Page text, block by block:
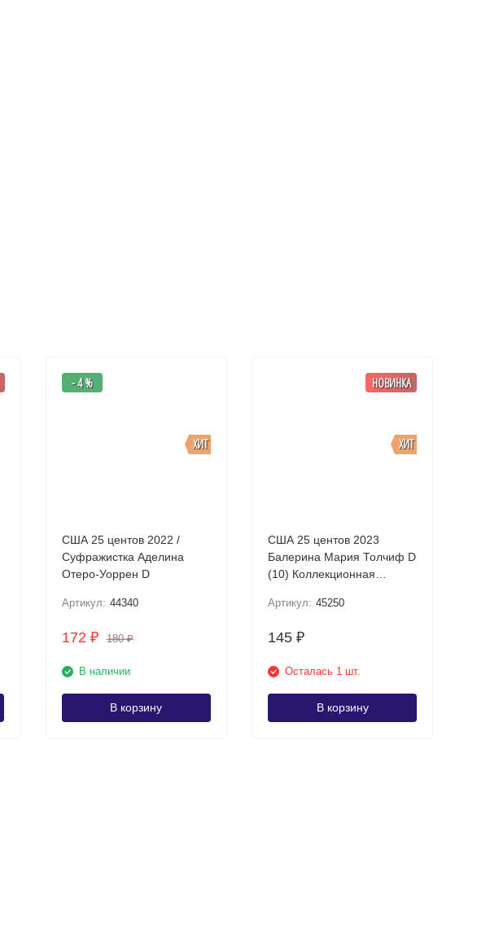
ХИТ
- 4 %
США 25 центов 2022 /
Суфражистка Аделина
Отеро-Уоррен D
Артикул: 44340
172 ₽ 180₽
В наличии
В корзину
ХИТ
НОВИНКА
США 25 центов 2023
Балерина Мария Толчиф D
(10) Коллекционная
Артикул: 45250
145₽
Осталась 1 шт.
В корзину